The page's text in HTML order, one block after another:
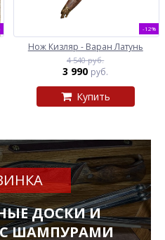
-12%
Нож Кизляр - Варан Латунь
4 540 руб.
3 990 руб.
Купить
ДОСКИ И
ШАМПУРАМИ